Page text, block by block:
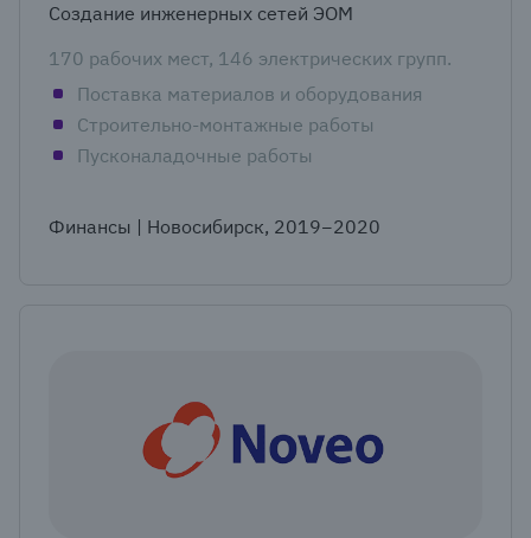
Создание инженерных сетей ЭОМ
170 рабочих мест, 146 электрических групп.
Поставка материалов и оборудования
Строительно-монтажные работы
Пусконаладочные работы
Финансы | Новосибирск, 2019−2020